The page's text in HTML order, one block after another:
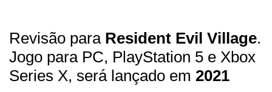
Revisão para Resident Evil Village.
Jogo para PC, PlayStation 5 e Xbox
Series X, será lançado em 2021